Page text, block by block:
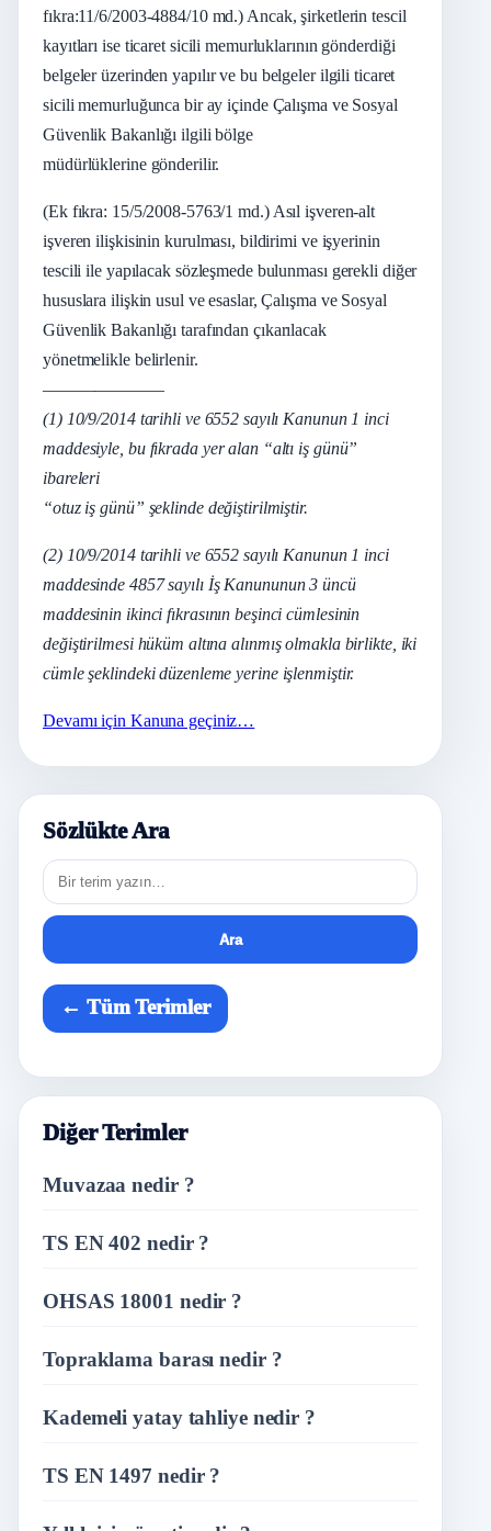
fıkra:11/6/2003-4884/10 md.) Ancak, şirketlerin tescil
kayıtları ise ticaret sicili memurluklarının gönderdiği
belgeler üzerinden yapılır ve bu belgeler ilgili ticaret
sicili memurluğunca bir ay içinde Çalışma ve Sosyal
Güvenlik Bakanlığı ilgili bölge
müdürlüklerine gönderilir.
(Ek fıkra: 15/5/2008-5763/1 md.) Asıl işveren-alt
işveren ilişkisinin kurulması, bildirimi ve işyerinin
tescili ile yapılacak sözleşmede bulunması gerekli diğer
hususlara ilişkin usul ve esaslar, Çalışma ve Sosyal
Güvenlik Bakanlığı tarafından çıkarılacak
yönetmelikle belirlenir.
––––––––––––––
(1) 10/9/2014 tarihli ve 6552 sayılı Kanunun 1 inci
maddesiyle, bu fıkrada yer alan “altı iş günü”
ibareleri
“otuz iş günü” şeklinde değiştirilmiştir.
(2) 10/9/2014 tarihli ve 6552 sayılı Kanunun 1 inci
maddesinde 4857 sayılı İş Kanununun 3 üncü
maddesinin ikinci fıkrasının beşinci cümlesinin
değiştirilmesi hüküm altına alınmış olmakla birlikte, iki
cümle şeklindeki düzenleme yerine işlenmiştir.
Devamı için Kanuna geçiniz…
Sözlükte Ara
Sözlükte
ara
Ara
← Tüm Terimler
Diğer Terimler
Muvazaa nedir ?
TS EN 402 nedir ?
OHSAS 18001 nedir ?
Topraklama barası nedir ?
Kademeli yatay tahliye nedir ?
TS EN 1497 nedir ?